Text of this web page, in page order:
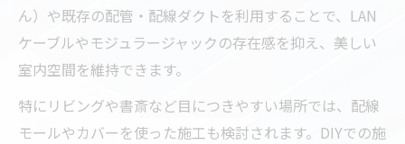
ん）や既存の配管・配線ダクトを利用することで、LAN
ケーブルやモジュラージャックの存在感を抑え、美しい
室内空間を維持できます。
特にリビングや書斎など目につきやすい場所では、配線
モールやカバーを使った施工も検討されます。DIYでの施